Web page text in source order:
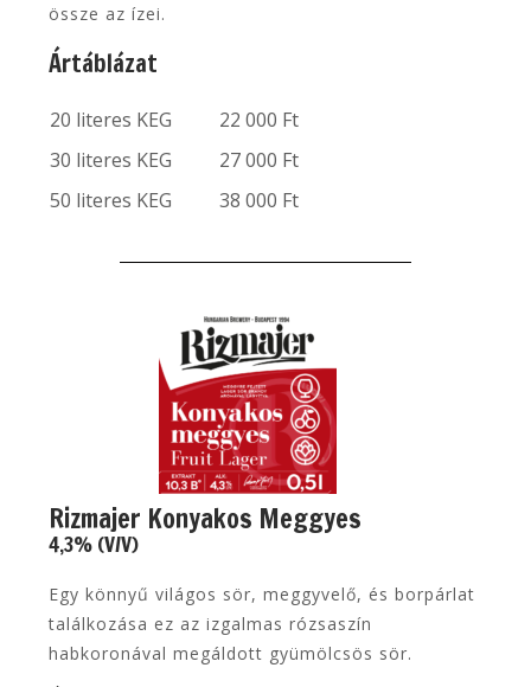
össze az ízei.
Ártáblázat
20 literes KEG
22 000 Ft
30 literes KEG
27 000 Ft
50 literes KEG
38 000 Ft
Rizmajer Konyakos Meggyes
4,3% (V/V)
Egy könnyű világos sör, meggyvelő, és borpárlat
találkozása ez az izgalmas rózsaszín
habkoronával megáldott gyümölcsös sör.